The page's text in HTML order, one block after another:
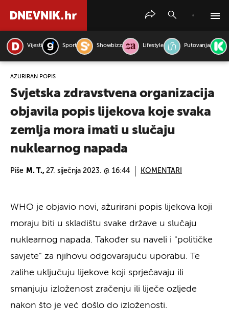
Vijesti Sport Showbizz Lifestyle Putovanja
AŽURIRAN POPIS
Svjetska zdravstvena organizacija
objavila popis lijekova koje svaka
zemlja mora imati u slučaju
nuklearnog napada
Piše M. T., 27. siječnja 2023. @ 16:44 KOMENTARI
WHO je objavio novi, ažurirani popis lijekova koji
moraju biti u skladištu svake države u slučaju
nuklearnog napada. Također su naveli i "političke
savjete" za njihovu odgovarajuću uporabu. Te
zalihe uključuju lijekove koji sprječavaju ili
smanjuju izloženost zračenju ili liječe ozljede
nakon što je već došlo do izloženosti.
PRETRAŽITE VIJESTI